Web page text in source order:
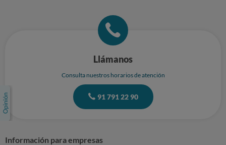
Llámanos
Consulta nuestros horarios de atención
91 791 22 90
Información para empresas